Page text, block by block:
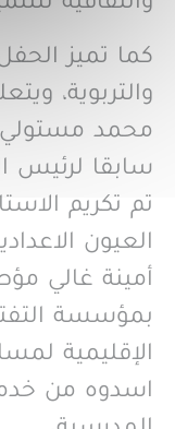
كما تميز
والتربوية،
محمد مستولي
سابقا لرئيس
تم تكريم
العيون
أمينة غالي
بمؤسسة
الإقليمية
اسدوه من